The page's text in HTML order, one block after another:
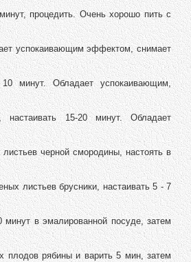
процедить. Очень хорошо пить с
успокаивающим эффектом, снимает
минут. Обладает успокаивающим,
15-20 минут. Обладает
черной смородины, настоять в
листьев брусники, настаивать 5 - 7
минут в эмалированной посуде, затем
плодов рябины и варить 5 мин, затем